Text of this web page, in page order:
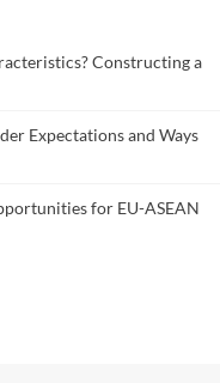
Constructing a
Expectations and Ways
for EU-ASEAN